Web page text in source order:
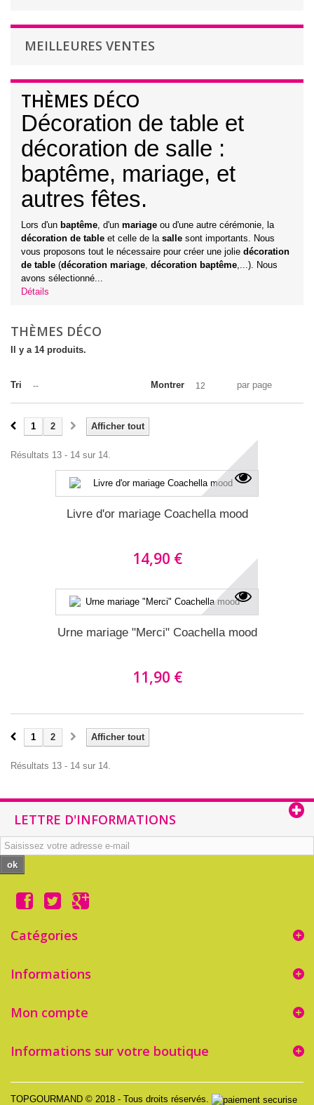
MEILLEURES VENTES
THÈMES DÉCO
Décoration de table et
décoration de salle :
baptême, mariage, et
autres fêtes.
Lors d'un baptême, d'un mariage ou d'une autre cérémonie, la
décoration de table et celle de la salle sont importants. Nous
vous proposons tout le nécessaire pour créer une jolie décoration
de table (décoration mariage, décoration baptême,...). Nous
avons sélectionné...
Détails
THÈMES DÉCO
Il y a 14 produits.
Tri -- Montrer 12 par page
Afficher tout
1 2
Résultats 13 - 14 sur 14.
Livre d'or mariage Coachella mood
14,90 €
Urne mariage "Merci" Coachella mood
11,90 €
Afficher tout
1 2
Résultats 13 - 14 sur 14.
LETTRE D'INFORMATIONS
ok
Catégories
Informations
TOPGOURMAND © 2018 - Tous droits réservés.
Mon compte
Informations sur votre boutique